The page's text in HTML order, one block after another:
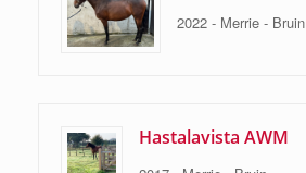
2022 - Merrie - Bruin
Hastalavista AWM